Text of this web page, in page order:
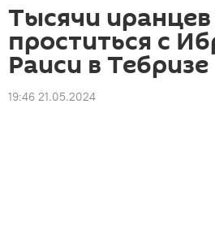
Тысячи
проститься с
Раиси в Тебризе
19:46 21.05.2024